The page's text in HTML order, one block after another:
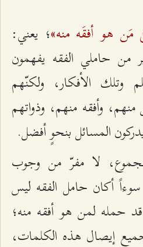
هو أفقَه منه»؛ يعني:
من حاملي الفقه يفهمون
وتلك الأفكار، ولكنّهم
منهم، وأفقه منهم، وذواتهم
المسائل بنحوٍ أفضل.
لا مفرّ من وجوب
أكان حامل الفقه ليس
حمله لمن هو أفقه منه؛
إيصال هذه الكلمات،